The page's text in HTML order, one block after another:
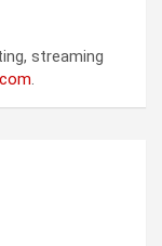
streaming
.